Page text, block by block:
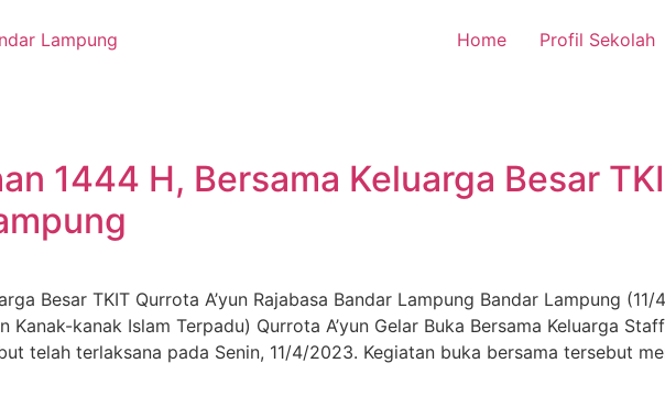
Home Profil Sekolah
1444 H, Bersama Keluarga Besar
Besar TKIT Qurrota A’yun Rajabasa Bandar Lampung Bandar Lampung (11/
Kanak-kanak Islam Terpadu) Qurrota A’yun Gelar Buka Bersama Keluarga
telah terlaksana pada Senin, 11/4/2023. Kegiatan buka bersama tersebut